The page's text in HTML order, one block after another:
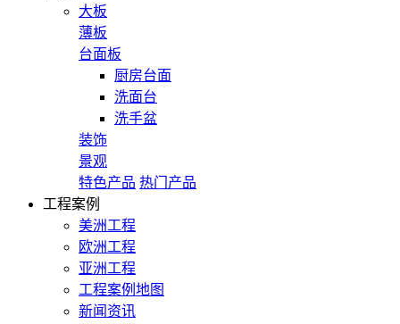
大板
薄板
台面板
厨房台面
洗面台
洗手盆
装饰
景观
特色产品 热门产品
工程案例
美洲工程
欧洲工程
亚洲工程
工程案例地图
新闻资讯